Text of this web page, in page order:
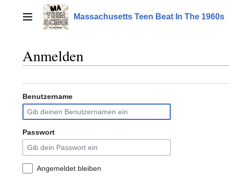
springenHauptmenü Massachusetts Teen Beat In The 1960s
Anmelden
Benutzername
Passwort
Angemeldet bleiben